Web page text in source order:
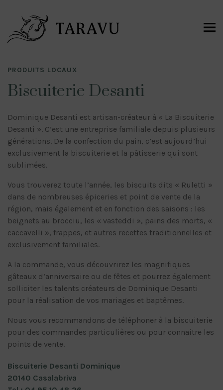
PRODUITS LOCAUX
Biscuiterie Desanti
Dominique Desanti est artisan-créateur à « La Biscuiterie
Desanti ». C’est une entreprise familiale depuis plusieurs
générations. De la confection du pain, c’est aujourd’hui
exclusivement la biscuiterie et la pâtisserie qui sont
sublimées.
Vous trouverez toute l’année, les biscuits dits « Ruletti »
dans de nombreuses épiceries et point de vente de la
région, mais également et en fonction des saisons : les
beignets au brocciu, les « vasteddi », pains des morts, «
caccavelli », frappes, et autres recettes traditionnelles et
exclusivement familiales.
A la commande, vous découvrirez les magnifiques
gâteaux d’anniversaire ou de fêtes et pourrez également
solliciter les talents créateurs de Dominique Desanti
pour la réalisation de vos mariages et baptêmes.
Nous vous recommandons de téléphoner à la biscuiterie
pour des commandes particulières ou pour connaitre les
points de vente.
Biscuiterie Desanti Dominique
20140 Casalabriva